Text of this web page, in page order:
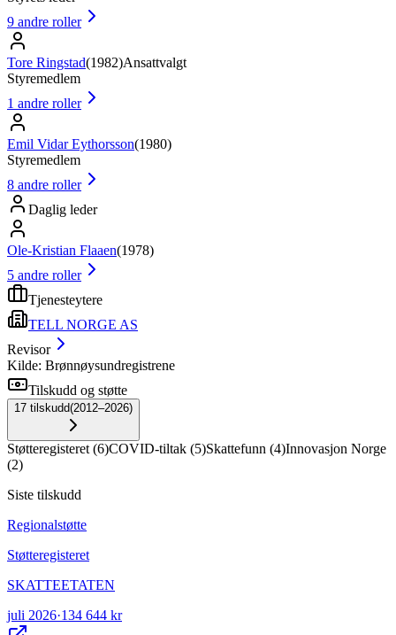
9 andre roller
Tore Ringstad(1982)Ansattvalgt
Styremedlem
1 andre roller
Emil Vidar Eythorsson(1980)
Styremedlem
8 andre roller
Daglig leder
Ole-Kristian Flaaen(1978)
5 andre roller
Tjenesteytere
TELL NORGE AS
Revisor
Kilde: Brønnøysundregistrene
Tilskudd og støtte
17 tilskudd(2012–2026)
Støtteregisteret (6)COVID-tiltak (5)Skattefunn (4)Innovasjon Norge
(2)
Siste tilskudd
Regionalstøtte
Støtteregisteret
SKATTEETATEN
juli 2026·134 644 kr